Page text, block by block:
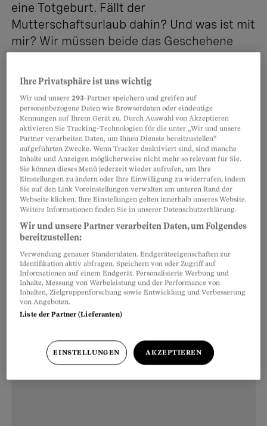
eine Totgeburt. Fällt der
Mutterschaftsurlaub dahin? Und was ist mit
mir? Wir müssen beide das Geschehene
Teilen Merken
Artikel teilen
Ihre Privatsphäre ist uns wichtig
Wir und unsere293-Partner speichern und greifen auf
personenbezogene Daten wie Browserdaten oder eindeutige
Kennungen auf Ihrem Gerät zu. Durch Auswahl von Akzeptieren
aktivieren Sie Tracking-Technologien für die unter „Wir und unsere
Partner verarbeiten Daten, um Ihnen Dienste bereitzustellen“
aufgeführten Zwecke. Wenn Tracker deaktiviert sind, sind manche
Inhalte und Anzeigen möglicherweise nicht mehr so relevant für Sie.
Sie können dieses Menü jederzeit wieder aufrufen, um Ihre
Einstellungen zu ändern oder Ihre Einwilligung zu widerrufen, indem
Sie auf den Link Voreinstellungen verwalten am unteren Rand der
Webseite klicken. Ihre Einstellungen gelten innerhalb unseres Website.
Weitere Informationen finden Sie in unserer Datenschutzerklärung.
Wir und unsere Partner verarbeiten Daten, um Folgendes
bereitzustellen:
Verwendung genauer Standortdaten. Endgeräteeigenschaften zur
Identifikation aktiv abfragen. Speichern von oder Zugriff auf
Informationen auf einem Endgerät. Personalisierte Werbung und
Inhalte, Messung von Werbeleistung und der Performance von
Inhalten, Zielgruppenforschung sowie Entwicklung und Verbesserung
von Angeboten.
Liste der Partner (Lieferanten)
EINSTELLUNGEN AKZEPTIEREN